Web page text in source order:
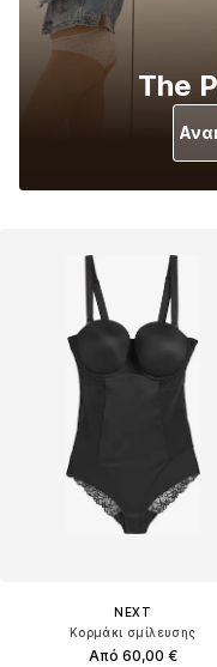
NEXT
Κορμάκι σμίλευσης
Από 60,00 €
The